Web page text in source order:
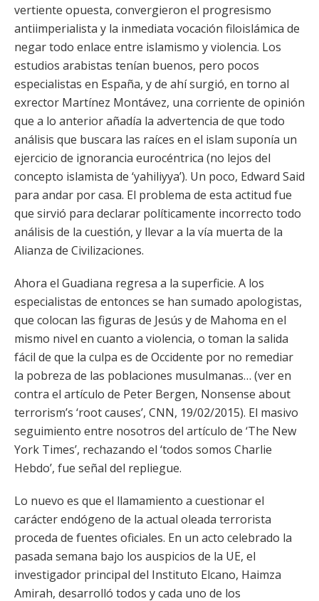
vertiente opuesta, convergieron el progresismo
antiimperialista y la inmediata vocación filoislámica de
negar todo enlace entre islamismo y violencia. Los
estudios arabistas tenían buenos, pero pocos
especialistas en España, y de ahí surgió, en torno al
exrector Martínez Montávez, una corriente de opinión
que a lo anterior añadía la advertencia de que todo
análisis que buscara las raíces en el islam suponía un
ejercicio de ignorancia eurocéntrica (no lejos del
concepto islamista de ‘yahiliyya’). Un poco, Edward Said
para andar por casa. El problema de esta actitud fue
que sirvió para declarar políticamente incorrecto todo
análisis de la cuestión, y llevar a la vía muerta de la
Alianza de Civilizaciones.
Ahora el Guadiana regresa a la superficie. A los
especialistas de entonces se han sumado apologistas,
que colocan las figuras de Jesús y de Mahoma en el
mismo nivel en cuanto a violencia, o toman la salida
fácil de que la culpa es de Occidente por no remediar
la pobreza de las poblaciones musulmanas… (ver en
contra el artículo de Peter Bergen, Nonsense about
terrorism’s ‘root causes’, CNN, 19/02/2015). El masivo
seguimiento entre nosotros del artículo de ‘The New
York Times’, rechazando el ‘todos somos Charlie
Hebdo’, fue señal del repliegue.
Lo nuevo es que el llamamiento a cuestionar el
carácter endógeno de la actual oleada terrorista
proceda de fuentes oficiales. En un acto celebrado la
pasada semana bajo los auspicios de la UE, el
investigador principal del Instituto Elcano, Haimza
Amirah, desarrolló todos y cada uno de los